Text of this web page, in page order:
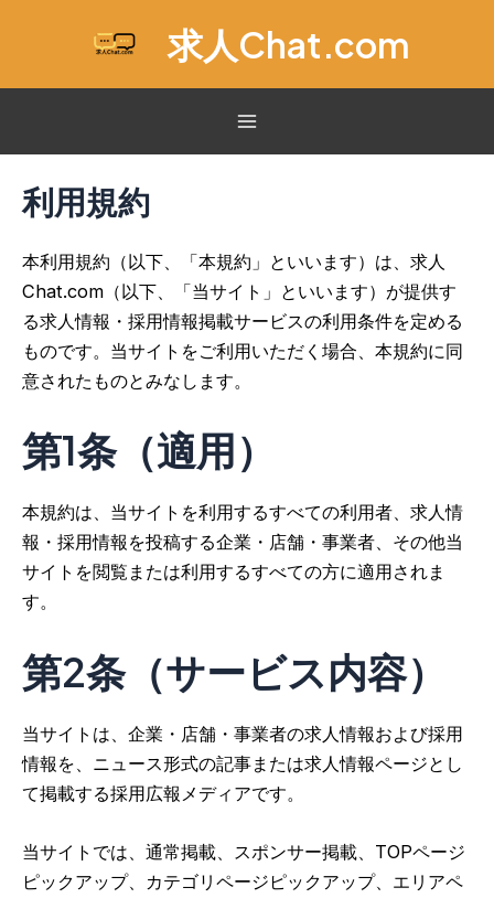
求人Chat.com
利用規約
本利用規約（以下、「本規約」といいます）は、求人
Chat.com（以下、「当サイト」といいます）が提供す
る求人情報・採用情報掲載サービスの利用条件を定める
ものです。当サイトをご利用いただく場合、本規約に同
意されたものとみなします。
第1条（適用）
本規約は、当サイトを利用するすべての利用者、求人情
報・採用情報を投稿する企業・店舗・事業者、その他当
サイトを閲覧または利用するすべての方に適用されま
す。
第2条（サービス内容）
当サイトは、企業・店舗・事業者の求人情報および採用
情報を、ニュース形式の記事または求人情報ページとし
て掲載する採用広報メディアです。
当サイトでは、通常掲載、スポンサー掲載、TOPページ
ピックアップ、カテゴリページピックアップ、エリアペ